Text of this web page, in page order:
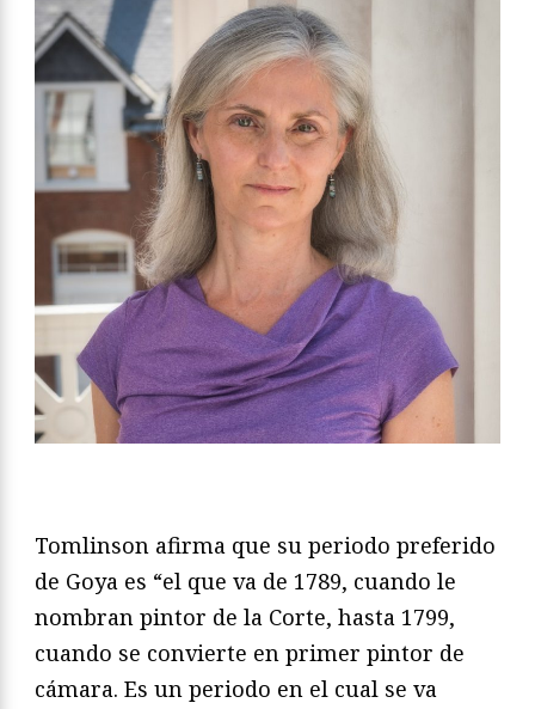
Tomlinson afirma que su periodo preferido
de Goya es “el que va de 1789, cuando le
nombran pintor de la Corte, hasta 1799,
cuando se convierte en primer pintor de
cámara. Es un periodo en el cual se va